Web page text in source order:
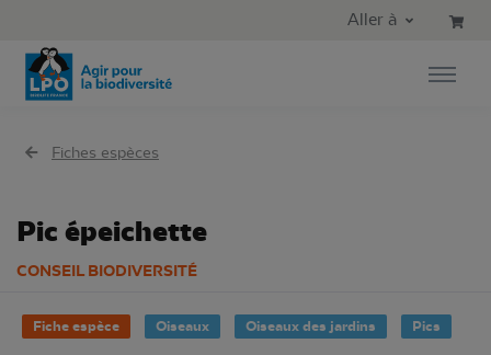
Aller au menu principal
Aller à
Fiches espèces
Pic épeichette
CONSEIL BIODIVERSITÉ
Fiche espèce Oiseaux Oiseaux des jardins Pics